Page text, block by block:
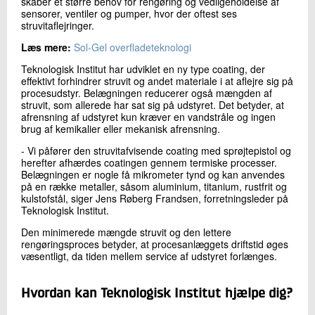
sensorer, ventiler og pumper, hvor der oftest ses
struvitaflejringer.
Læs mere: Sol-Gel overfladeteknologi
Teknologisk Institut har udviklet en ny type coating, der
effektivt forhindrer struvit og andet materiale i at aflejre sig på
procesudstyr. Belægningen reducerer også mængden af
struvit, som allerede har sat sig på udstyret. Det betyder, at
afrensning af udstyret kun kræver en vandstråle og ingen
brug af kemikalier eller mekanisk afrensning.
- Vi påfører den struvitafvisende coating med sprøjtepistol og
herefter afhærdes coatingen gennem termiske processer.
Belægningen er nogle få mikrometer tynd og kan anvendes
på en række metaller, såsom aluminium, titanium, rustfrit og
kulstofstål, siger Jens Røberg Frandsen, forretningsleder på
Teknologisk Institut.
Den minimerede mængde struvit og den lettere
rengøringsproces betyder, at procesanlæggets driftstid øges
væsentligt, da tiden mellem service af udstyret forlænges.
Hvordan kan Teknologisk Institut hjælpe dig?